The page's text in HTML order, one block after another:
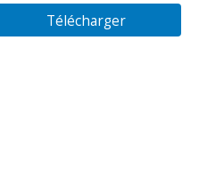
Télécharger